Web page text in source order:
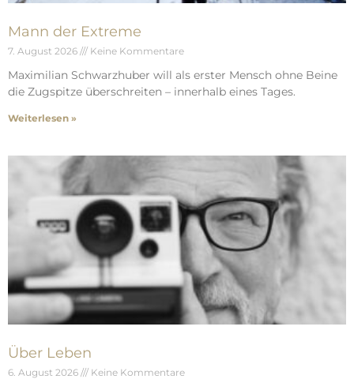
Mann der Extreme
7. August 2026 Keine Kommentare
Maximilian Schwarzhuber will als erster Mensch ohne Beine
die Zugspitze überschreiten – innerhalb eines Tages.
Weiterlesen »
Über Leben
6. August 2026 Keine Kommentare